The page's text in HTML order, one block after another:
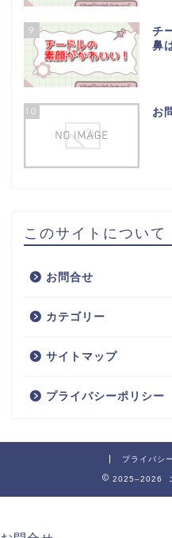
9
チ
鼻
10 お
このサイトについて
お問合せ
カテゴリー
サイトマップ
プライバシーポリシー
プライバシ
2025–2026